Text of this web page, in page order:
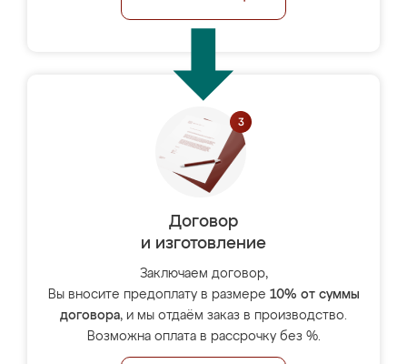
Договор
и изготовление
Заключаем договор,
Вы вносите предоплату в размере 10% от суммы
договора, и мы отдаём заказ в производство.
Возможна оплата в рассрочку без %.